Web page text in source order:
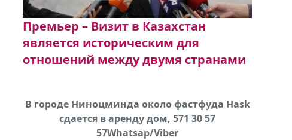
Премьер – Визит в Казахстан
является историческим для
отношений между двумя странами
В городе Ниноцминда около фастфуда Hask
cдается в аренду дом, 571 30 57
57Whatsap/Viber
Продается машина марки Prado,571 30 57
57Whatsap/Viber